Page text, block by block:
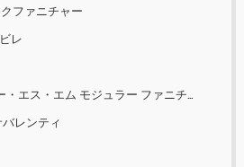
クファニチャー
レ
・エス・エム モジュラー ファニチャー
バレンティ